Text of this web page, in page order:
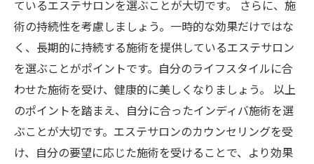
ているエステサロンを選ぶことが大切です。 さらに、施
術の持続性を考慮しましょう。一時的な効果だけではな
く、長期的に持続する施術を提供しているエステサロン
を選ぶことがポイントです。自分のライフスタイルに合
わせた施術を受け、健康的に美しくなりましょう。 以上
のポイントを踏まえ、自分に合ったインディバ施術を選
ぶことが大切です。エステサロンのカウンセリングを受
け、自分の要望に応じた施術を受けることで、より効果